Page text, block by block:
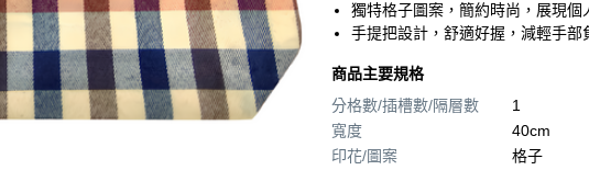
獨特格子圖案，簡約時尚，展現
手提把設計，舒適好握，減輕手
商品主要規格
分格數/插槽數/隔層數
1
寬度
40cm
印花/圖案
格子